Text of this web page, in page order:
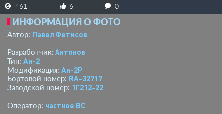
461 6 0
ИНФОРМАЦИЯ О ФОТО
Автор: Павел Фетисов
Разработчик: Антонов
Тип: Ан-2
Модификация: Ан-2Р
Бортовой номер: RA-32717
Заводской номер: 1Г212-22
Оператор: ­частное ВС­